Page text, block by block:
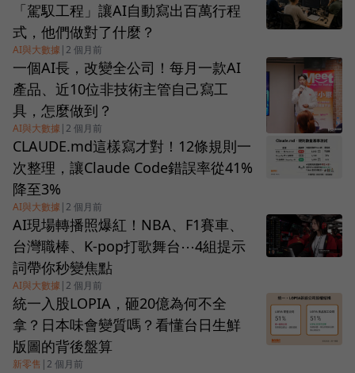
「駕馭工程」讓AI自動寫出百萬行程
式，他們做對了什麼？
AI與大數據 |2 個月前
一個AI長，改變全公司！每月一款AI
產品、近10位非技術主管自己寫工
具，怎麼做到？
AI與大數據 |2 個月前
CLAUDE.md這樣寫才對！12條規則一
次整理，讓Claude Code錯誤率從41%
降至3%
AI與大數據 |2 個月前
AI現場轉播照爆紅！NBA、F1賽車、
台灣職棒、K-pop打歌舞台⋯4組提示
詞帶你秒變焦點
AI與大數據 |2 個月前
統一入股LOPIA，砸20億為何不全
拿？日本味會變質嗎？看懂台日生鮮
版圖的背後盤算
新零售 |2 個月前